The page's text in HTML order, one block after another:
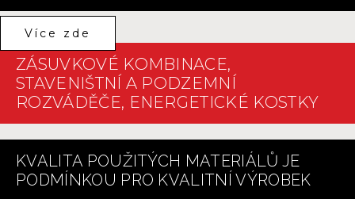
Více zde
ZÁSUVKOVÉ KOMBINACE,
STAVENIŠTNÍ A PODZEMNÍ
ROZVÁDĚČE, ENERGETICKÉ KOSTKY
KVALITA POUŽITÝCH MATERIÁLŮ JE
PODMÍNKOU PRO KVALITNÍ VÝROBEK